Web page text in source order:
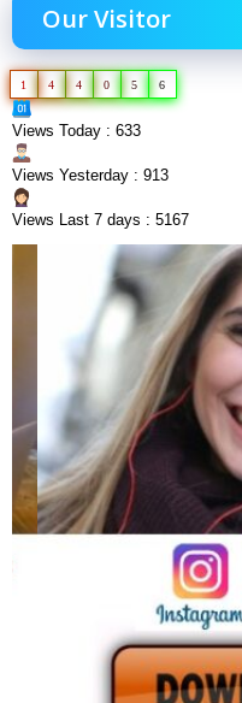
Our Visitor
1 4 4 0 5 6
Views Today : 633
Views Yesterday : 913
Views Last 7 days : 5167